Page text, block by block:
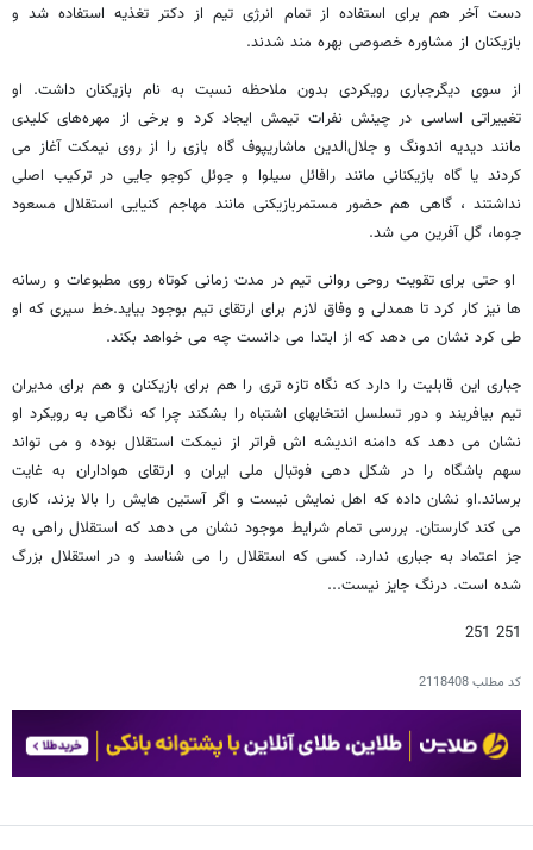
دست آخر هم برای استفاده از تمام انرژی تیم از دکتر تغذیه استفاده شد و
بازیکنان از مشاوره خصوصی بهره مند شدند.
از سوی دیگرجباری رویکردی بدون ملاحظه نسبت به نام بازیکنان داشت. او
تغییراتی اساسی در چینش نفرات تیمش ایجاد کرد و برخی از مهره‌های کلیدی
مانند دیدیه اندونگ و جلال‌الدین ماشاریپوف گاه بازی را از روی نیمکت آغاز می
کردند یا گاه بازیکنانی مانند رافائل سیلوا و جوئل کوجو جایی در ترکیب اصلی
نداشتند ، گاهی هم حضور مستمربازیکنی مانند مهاجم کنیایی استقلال مسعود
جوما، گل آفرین می شد.
او حتی برای تقویت روحی روانی تیم در مدت زمانی کوتاه روی مطبوعات و رسانه
ها نیز کار کرد تا همدلی و وفاق لازم برای ارتقای تیم بوجود بیاید.خط سیری که او
طی کرد نشان می دهد که از ابتدا می دانست چه می خواهد بکند.
جباری این قابلیت را دارد که نگاه تازه تری را هم برای بازیکنان و هم برای مدیران
تیم بیافریند و دور تسلسل انتخابهای اشتباه را بشکند چرا که نگاهی به رویکرد او
نشان می دهد که دامنه اندیشه اش فراتر از نیمکت استقلال بوده و می تواند
سهم باشگاه را در شکل دهی فوتبال ملی ایران و ارتقای هواداران به غایت
برساند.او نشان داده که اهل نمایش نیست و اگر آستین هایش را بالا بزند، کاری
می کند کارستان. بررسی تمام شرایط موجود نشان می دهد که استقلال راهی به
جز اعتماد به جباری ندارد. کسی که استقلال را می شناسد و در استقلال بزرگ
شده است. درنگ جایز نیست...
251 251
کد مطلب2118408